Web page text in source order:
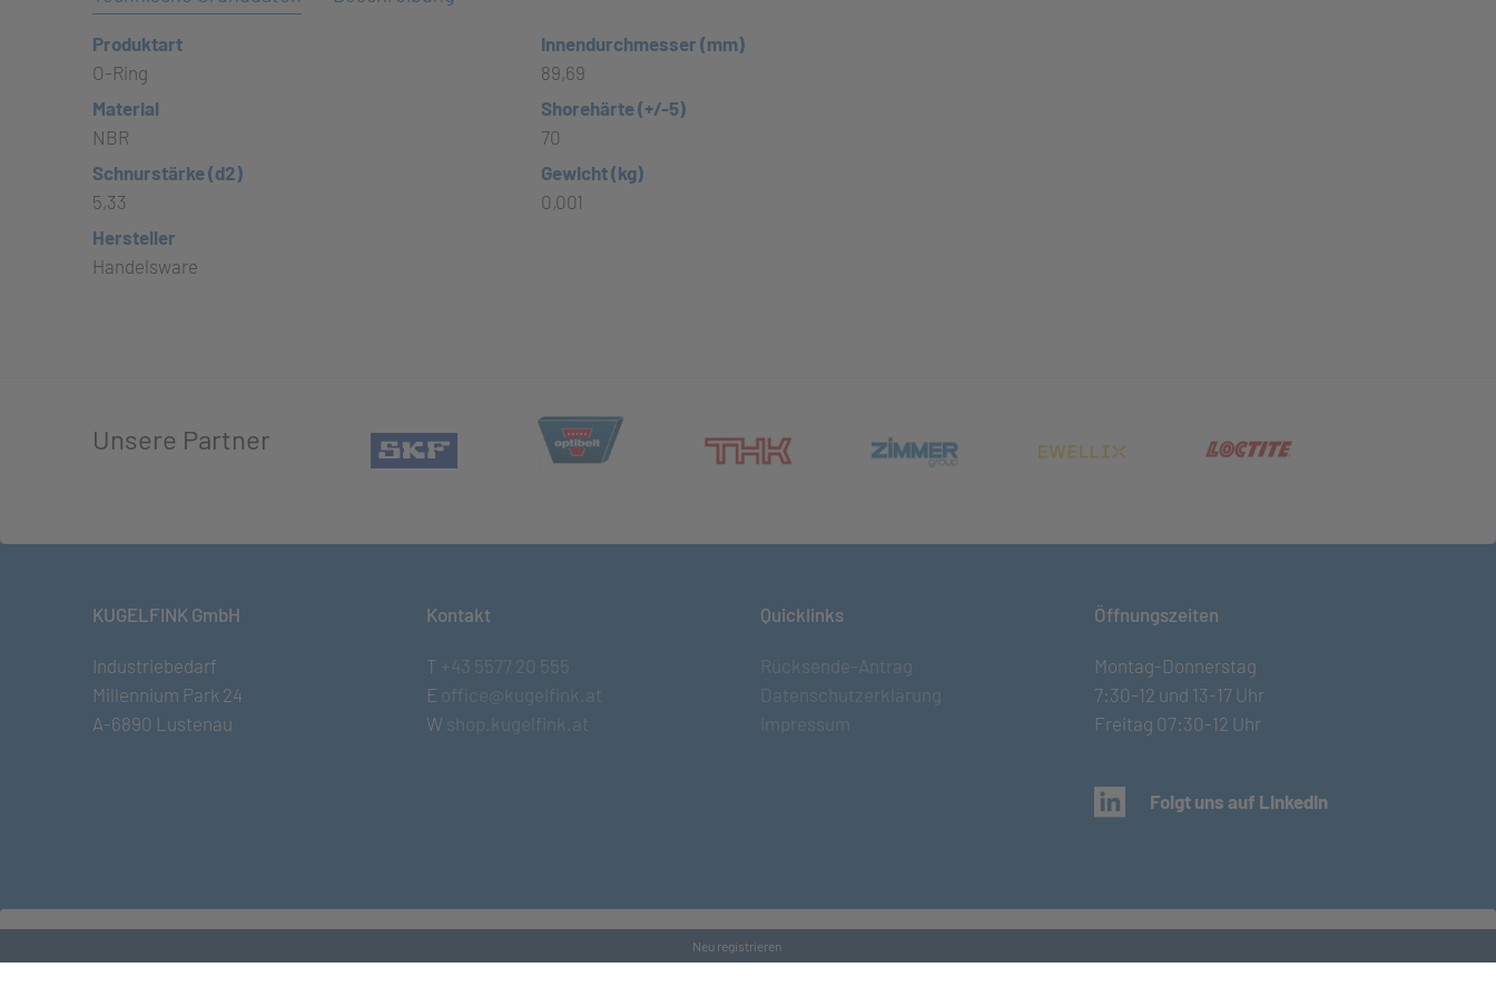
Produktart
O-Ring
Innendurchmesser (mm)
89,69
Material
NBR
Shorehärte (+/-5)
70
Schnurstärke (d2)
5,33
Gewicht (kg)
0,001
Hersteller
Handelsware
Unsere Partner (öffnet in neuem Tab)
(öffnet in neuem Tab)(öffnet in neuem Tab)(öffnet in neuem Tab)(öffnet in neuem Tab)
KUGELFINK GmbH
Industriebedarf
Millennium Park 24
A-6890 Lustenau
Kontakt
T +43 5577 20 555
E office@kugelfink.at
W shop.kugelfink.at
Quicklinks
Rücksende-Antrag
Datenschutzerklärung
Impressum
Öffnungszeiten
Montag-Donnerstag
7:30-12 und 13-17 Uhr
Freitag 07:30-12 Uhr
(öffnet in neuem Tab)
Folgt uns auf LinkedIn
Datenschutz•
Neu registrieren